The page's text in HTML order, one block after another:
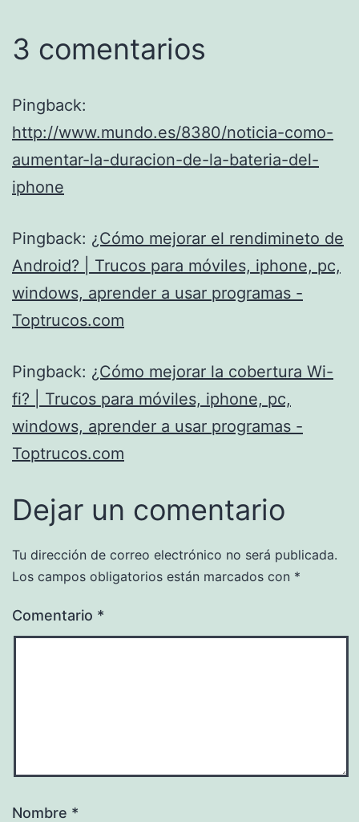
3 comentarios
Pingback:
http://www.mundo.es/8380/noticia-como-
aumentar-la-duracion-de-la-bateria-del-
iphone
Pingback: ¿Cómo mejorar el rendimineto de
Android? | Trucos para móviles, iphone, pc,
windows, aprender a usar programas -
Toptrucos.com
Pingback: ¿Cómo mejorar la cobertura Wi-
fi? | Trucos para móviles, iphone, pc,
windows, aprender a usar programas -
Toptrucos.com
Dejar un comentario
Tu dirección de correo electrónico no será publicada.
Los campos obligatorios están marcados con *
Comentario *
Nombre *